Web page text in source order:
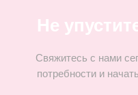
Не
Свяжитесь с нами
потребности и